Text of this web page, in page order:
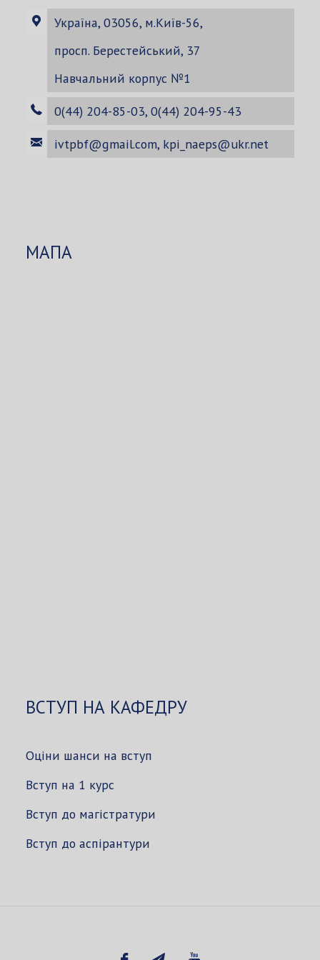
Україна, 03056, м.Київ-56,
просп. Берестейський, 37
Навчальний корпус №1
0(44) 204-85-03, 0(44) 204-95-43
ivtpbf@gmail.com, kpi_naeps@ukr.net
МАПА
ВСТУП НА КАФЕДРУ
Оціни шанси на вступ
Вступ на 1 курс
Вступ до магістратури
Вступ до аспірантури